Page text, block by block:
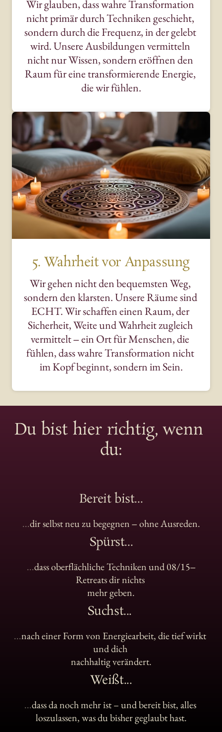
Wir glauben, dass wahre
nicht primär durch Techniken
sondern durch die Frequenz, in der
gelebt
wird. Unsere Ausbildungen
nicht nur Wissen, sondern eröffnen
Raum für eine transformierende
die wir fühlen.
5. Wahrheit vor Anpassung
Wir gehen nicht den bequemsten
sondern den klarsten. Unsere Räume
ECHT. Wir schaffen einen Raum,
der
Sicherheit, Weite und Wahrheit
zugleich
vermittelt ‒ein Ort für Menschen,
fühlen, dass wahre Transformation
nicht
im Kopf beginnt, sondern im Sein.
Du bist hier richtig,
du:
Bereit bist...
...dir selbst neu zu begegnen ‒ohne Ausreden.
Spürst...
...dass oberflächliche Techniken und 08/15‒
Retreats dir nichts
mehr geben.
Suchst...
...nach einer Form von Energiearbeit, die tief
und dich
nachhaltig verändert.
Weißt...
...dass da noch mehr ist – und bereit bist,
alles
loszulassen, was du bisher geglaubt hast.